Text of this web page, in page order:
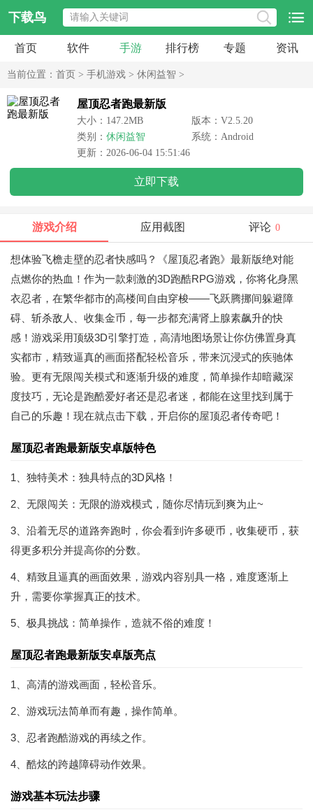
下载鸟
首页 软件 手游 排行榜 专题 资讯
当前位置： 首页 > 手机游戏 > 休闲益智 >
屋顶忍者跑最新版
大小：147.2MB
版本：V2.5.20
类别： 休闲益智
系统：Android
更新：2026-06-04 15:51:46
立即下载
游戏介绍 应用截图 评论 0
想体验飞檐走壁的忍者快感吗？《屋顶忍者跑》最新版绝对能
点燃你的热血！作为一款刺激的3D跑酷RPG游戏，你将化身黑
衣忍者，在繁华都市的高楼间自由穿梭——飞跃腾挪间躲避障
碍、斩杀敌人、收集金币，每一步都充满肾上腺素飙升的快
感！游戏采用顶级3D引擎打造，高清地图场景让你仿佛置身真
实都市，精致逼真的画面搭配轻松音乐，带来沉浸式的疾驰体
验。更有无限闯关模式和逐渐升级的难度，简单操作却暗藏深
度技巧，无论是跑酷爱好者还是忍者迷，都能在这里找到属于
自己的乐趣！现在就点击下载，开启你的屋顶忍者传奇吧！
屋顶忍者跑最新版安卓版特色
1、独特美术：独具特点的3D风格！
2、无限闯关：无限的游戏模式，随你尽情玩到爽为止~
3、沿着无尽的道路奔跑时，你会看到许多硬币，收集硬币，获
得更多积分并提高你的分数。
4、精致且逼真的画面效果，游戏内容别具一格，难度逐渐上
升，需要你掌握真正的技术。
5、极具挑战：简单操作，造就不俗的难度！
屋顶忍者跑最新版安卓版亮点
1、高清的游戏画面，轻松音乐。
2、游戏玩法简单而有趣，操作简单。
3、忍者跑酷游戏的再续之作。
4、酷炫的跨越障碍动作效果。
游戏基本玩法步骤